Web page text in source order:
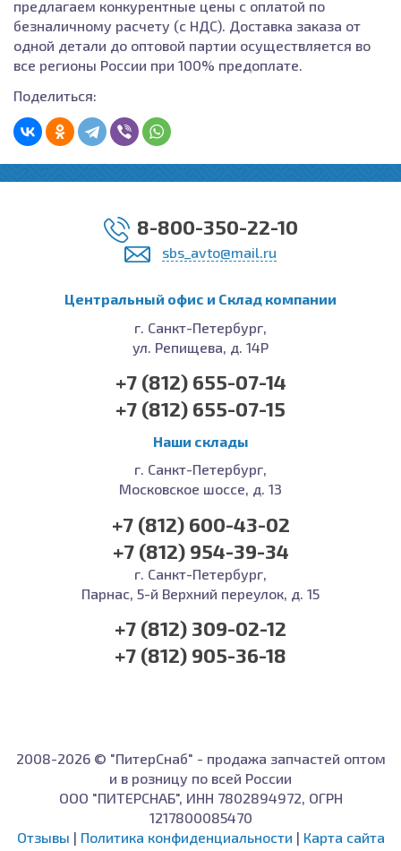
предлагаем конкурентные цены с оплатой по
безналичному расчету (с НДС). Доставка заказа от
одной детали до оптовой партии осуществляется во
все регионы России при 100% предоплате.
Поделиться:
8-800-350-22-10
sbs_avto@mail.ru
Центральный офис и Cклад компании
г. Санкт-Петербург,
ул. Репищева, д. 14Р
+7 (812) 655-07-14
+7 (812) 655-07-15
Наши склады
г. Санкт-Петербург,
Московское шоссе, д. 13
+7 (812) 600-43-02
+7 (812) 954-39-34
г. Санкт-Петербург,
Парнас, 5-й Верхний переулок, д. 15
+7 (812) 309-02-12
+7 (812) 905-36-18
2008-2026 © "ПитерСнаб" - продажа запчастей оптом
и в розницу по всей России
ООО "ПИТЕРСНАБ", ИНН 7802894972, ОГРН
1217800085470
Отзывы | Политика конфиденциальности | Карта сайта